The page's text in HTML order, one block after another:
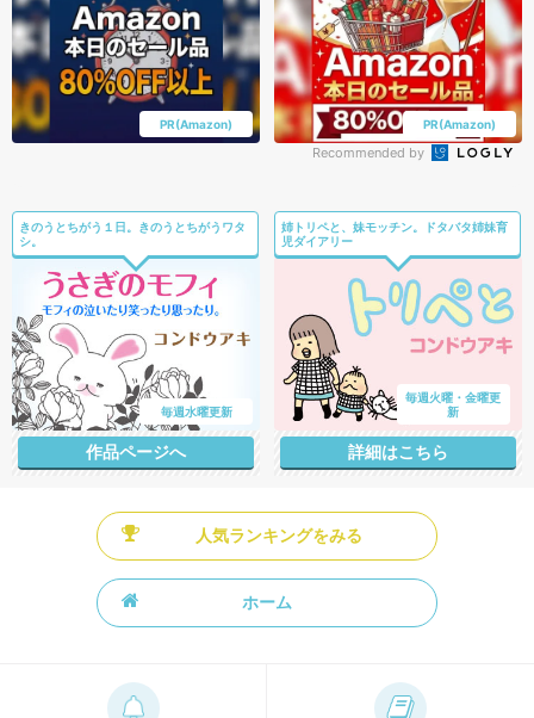
PR(Amazon) PR(Amazon)
Recommended by
きのうとちがう１日。きのうとちがうワタ
シ。
毎週水曜更新
作品ページへ
姉トリペと、妹モッチン。ドタバタ姉妹育
児ダイアリー
毎週火曜・金曜更
新
詳細はこちら
人気ランキングをみる
ホーム